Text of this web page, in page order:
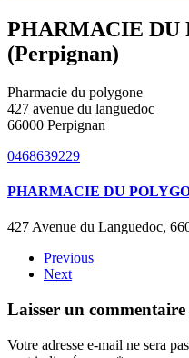
PHARMACIE DU
(Perpignan)
Pharmacie du polygone
427 avenue du languedoc
66000 Perpignan
0468639229
PHARMACIE DU
427 Avenue du Languedoc,
Previous
Next
Laisser un commentaire
Votre adresse e-mail ne sera